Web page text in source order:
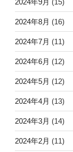
2024年8月 (16)
2024年7月 (11)
2024年6月 (12)
2024年5月 (12)
2024年4月 (13)
2024年3月 (14)
2024年2月 (11)